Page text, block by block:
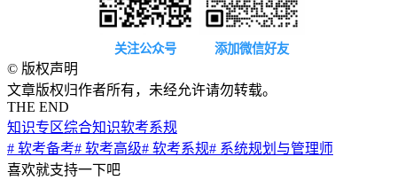
关注公众号 添加微信好友
© 版权声明
文章版权归作者所有，未经允许请勿转载。
THE END
知识专区综合知识软考系规
# 软考备考# 软考高级# 软考系规# 系统规划与管理师
喜欢就支持一下吧